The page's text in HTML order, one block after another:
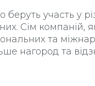
беруть участь у
Сім компаній,
та
нагород та